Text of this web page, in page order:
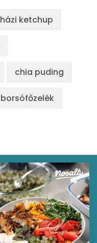
házi ketchup
chia puding
borsófőzelék